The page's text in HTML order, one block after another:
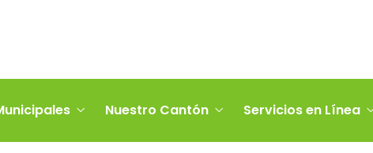
Nuestro Cantón Servicios en Línea